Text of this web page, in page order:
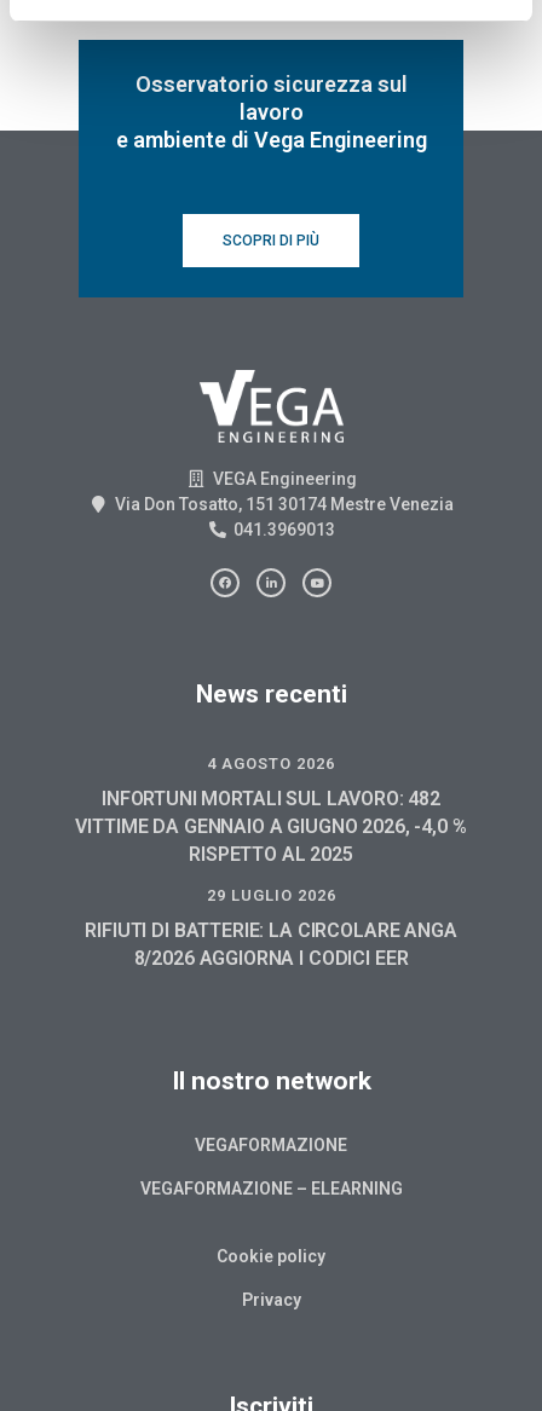
Osservatorio sicurezza sul
lavoro
e ambiente di Vega Engineering
SCOPRI DI PIÙ
VEGA Engineering
Via Don Tosatto, 151 30174 Mestre Venezia
041.3969013
News recenti
4 AGOSTO 2026
INFORTUNI MORTALI SUL LAVORO: 482
VITTIME DA GENNAIO A GIUGNO 2026, -4,0 %
RISPETTO AL 2025
29 LUGLIO 2026
RIFIUTI DI BATTERIE: LA CIRCOLARE ANGA
8/2026 AGGIORNA I CODICI EER
Il nostro network
VEGAFORMAZIONE
VEGAFORMAZIONE – ELEARNING
Cookie policy
Privacy